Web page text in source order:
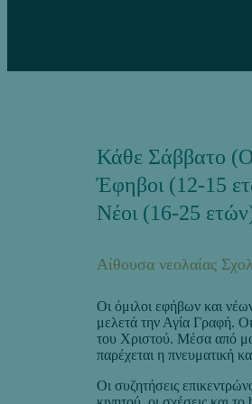
Κάθε Σάββατο
Έφηβοι (12-15
Νέοι (16-25
Αίθουσα νεολαίας
Οι όμιλοι εφήβων και
μελετά την Αγία Γραφή.
του Χριστού. Μέσα από
παρέχεται η πνευματική
Οι συζητήσεις